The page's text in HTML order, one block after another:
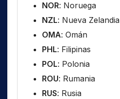
NOR: Noruega
NZL: Nueva Zelandia
OMA: Omán
PHL: Filipinas
POL: Polonia
ROU: Rumania
RUS: Rusia